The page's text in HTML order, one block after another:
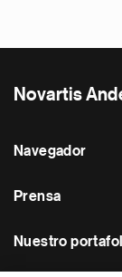
Novartis
Navegador
Prensa
Nuestro